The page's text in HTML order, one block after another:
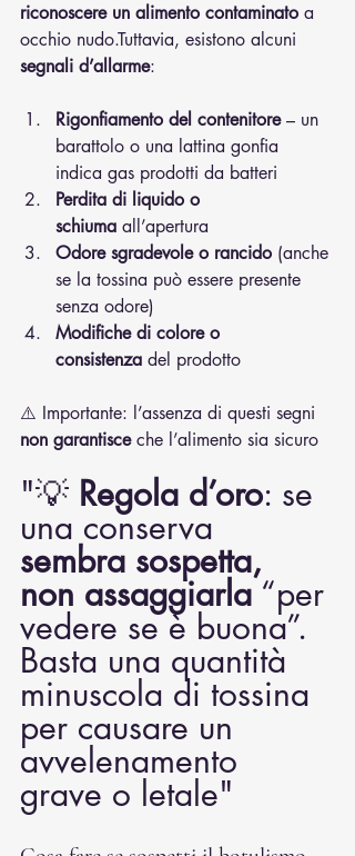
riconoscere un alimento contaminato a
occhio nudo.Tuttavia, esistono alcuni
segnali d’allarme:
Rigonfiamento del contenitore – un
barattolo o una lattina gonfia
indica gas prodotti da batteri
Perdita di liquido o
schiuma all’apertura
Odore sgradevole o rancido (anche
se la tossina può essere presente
senza odore)
Modifiche di colore o
consistenza del prodotto
⚠️ Importante: l’assenza di questi segni
non garantisce che l’alimento sia sicuro
"💡 Regola d’oro: se
una conserva
sembra sospetta,
non assaggiarla “per
vedere se è buona”.
Basta una quantità
minuscola di tossina
per causare un
avvelenamento
grave o letale"